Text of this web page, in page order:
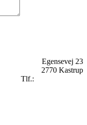
Egensevej 23
2770 Kastrup
Tlf.: